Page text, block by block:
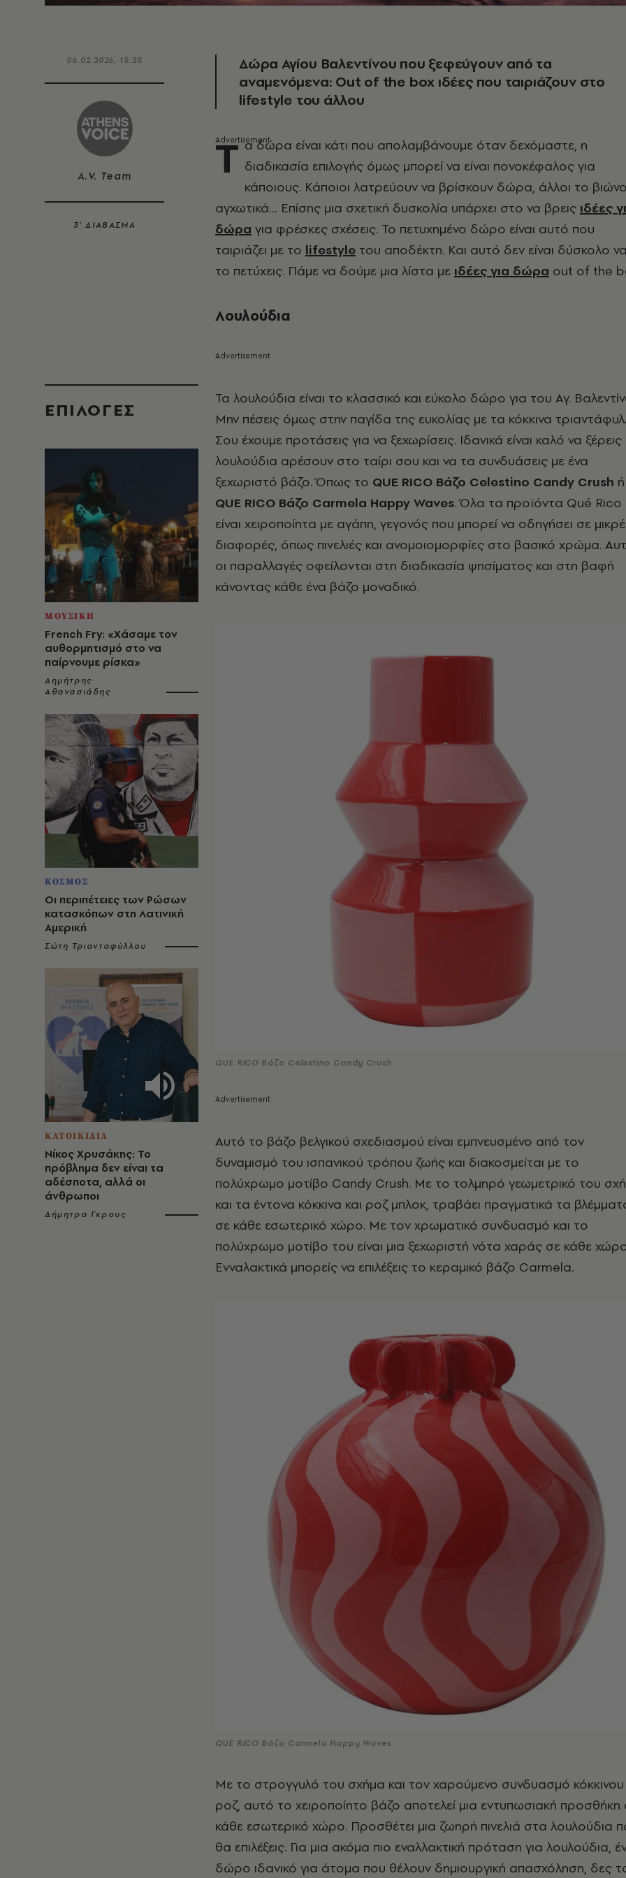
06.02.2026, 15:25
A.V. Team
3’ ΔΙΑΒΑΣΜΑ
EΠΙΛΟΓΈΣ
ΜΟΥΣΙΚΗ
French Fry: «Χάσαμε τον
αυθορμητισμό στο να
παίρνουμε ρίσκα»
Δημήτρης
Αθανασιάδης
ΚΟΣΜΟΣ
Οι περιπέτειες των Ρώσων
κατασκόπων στη Λατινική
Αμερική
Σώτη Τριανταφύλλου
ΚΑΤΟΙΚΙΔΙΑ
Νίκος Χρυσάκης: Το
πρόβλημα δεν είναι τα
αδέσποτα, αλλά οι
άνθρωποι
Δήμητρα Γκρους
Δώρα Αγίου Βαλεντίνου που ξεφεύγουν από τα
αναμενόμενα: Out of the box ιδέες που ταιριάζουν στο
lifestyle του άλλου
Τ α δώρα είναι κάτι που απολαμβάνουμε όταν δεχόμαστε, η
διαδικασία επιλογής όμως μπορεί να είναι πονοκέφαλος για
κάποιους. Κάποιοι λατρεύουν να βρίσκουν δώρα, άλλοι το
αγχωτικά… Επίσης μια σχετική δυσκολία υπάρχει στο να βρεις ιδέες
δώρα για φρέσκες σχέσεις. Το πετυχημένο δώρο είναι αυτό που
ταιριάζει με το lifestyle του αποδέκτη. Και αυτό δεν είναι δύσκολο να
το πετύχεις. Πάμε να δούμε μια λίστα με ιδέες για δώρα out of the
Λουλούδια
Τα λουλούδια είναι το κλασσικό και εύκολο δώρο για του Αγ.
Μην πέσεις όμως στην παγίδα της ευκολίας με τα κόκκινα
Σου έχουμε προτάσεις για να ξεχωρίσεις. Ιδανικά είναι καλό να ξέρεις
λουλούδια αρέσουν στο ταίρι σου και να τα συνδυάσεις με ένα
ξεχωριστό βάζο. Όπως το QUE RICO Βάζο Celestino Candy Crush
QUE RICO Βάζο Carmela Happy Waves. Όλα τα προϊόντα Qué Rico
είναι χειροποίητα με αγάπη, γεγονός που μπορεί να οδηγήσει σε
διαφορές, όπως πινελιές και ανομοιομορφίες στο βασικό χρώμα.
οι παραλλαγές οφείλονται στη διαδικασία ψησίματος και στη βαφή
κάνοντας κάθε ένα βάζο μοναδικό.
QUE RICO Βάζο Celestino Candy Crush
Αυτό το βάζο βελγικού σχεδιασμού είναι εμπνευσμένο από τον
δυναμισμό του ισπανικού τρόπου ζωής και διακοσμείται με το
πολύχρωμο μοτίβο Candy Crush. Με το τολμηρό γεωμετρικό του
και τα έντονα κόκκινα και ροζ μπλοκ, τραβάει πραγματικά τα
σε κάθε εσωτερικό χώρο. Με τον χρωματικό συνδυασμό και το
πολύχρωμο μοτίβο του είναι μια ξεχωριστή νότα χαράς σε κάθε
Ενναλακτικά μπορείς να επιλέξεις το κεραμικό βάζο Carmela.
QUE RICO Βάζο Carmela Happy Waves
Με το στρογγυλό του σχήμα και τον χαρούμενο συνδυασμό κόκκινου
ροζ, αυτό το χειροποίητο βάζο αποτελεί μια εντυπωσιακή προσθήκη
κάθε εσωτερικό χώρο. Προσθέτει μια ζωηρή πινελιά στα λουλούδια
θα επιλέξεις. Για μια ακόμα πιο εναλλακτική πρόταση για λουλούδια,
δώρο ιδανικό για άτομα που θέλουν δημιουργική απασχόληση, δες